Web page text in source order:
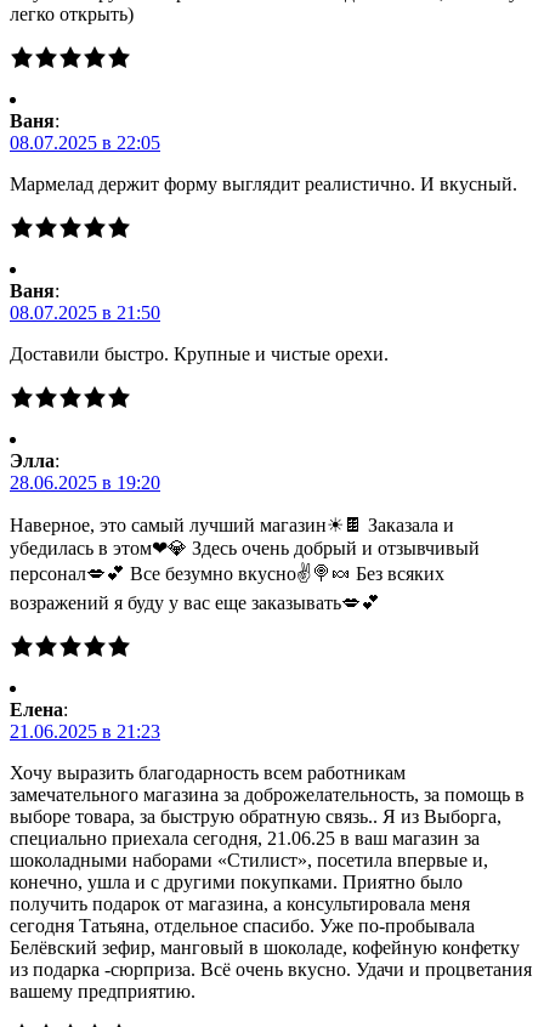
легко открыть)
Ваня:
08.07.2025 в 22:05
Мармелад держит форму выглядит реалистично. И вкусный.
Ваня:
08.07.2025 в 21:50
Доставили быстро. Крупные и чистые орехи.
Элла:
28.06.2025 в 19:20
Наверное, это самый лучший магазин☀🍫 Заказала и
убедилась в этом❤💎 Здесь очень добрый и отзывчивый
персонал💋💕 Все безумно вкусно✌🍭🍬 Без всяких
возражений я буду у вас еще заказывать💋💕
Елена:
21.06.2025 в 21:23
Хочу выразить благодарность всем работникам
замечательного магазина за доброжелательность, за помощь в
выборе товара, за быструю обратную связь.. Я из Выборга,
специально приехала сегодня, 21.06.25 в ваш магазин за
шоколадными наборами «Стилист», посетила впервые и,
конечно, ушла и с другими покупками. Приятно было
получить подарок от магазина, а консультировала меня
сегодня Татьяна, отдельное спасибо. Уже по-пробывала
Белёвский зефир, манговый в шоколаде, кофейную конфетку
из подарка -сюрприза. Всё очень вкусно. Удачи и процветания
вашему предприятию.